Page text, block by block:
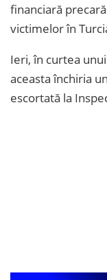
financiară
victimelor în
Ieri, în curtea
aceasta închiria
escortată la